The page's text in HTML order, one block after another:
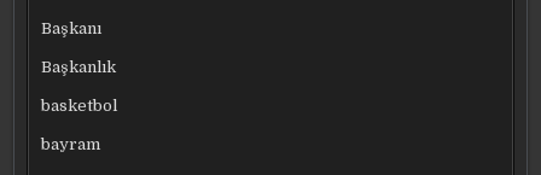
Başkanı
Başkanlık
basketbol
bayram